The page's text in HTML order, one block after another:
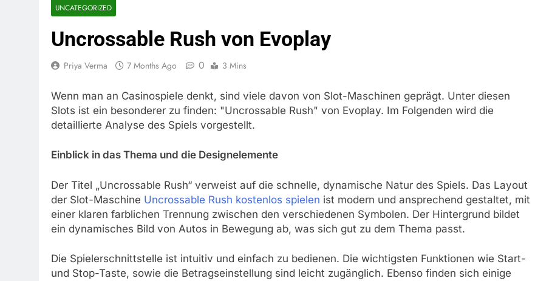
UNCATEGORIZED
Uncrossable Rush von Evoplay
Priya Verma 7 Months Ago 0 3 Mins
Wenn man an Casinospiele denkt, sind viele davon von Slot-Maschinen geprägt. Unter diesen
Slots ist ein besonderer zu finden: "Uncrossable Rush" von Evoplay. Im Folgenden wird die
detaillierte Analyse des Spiels vorgestellt.
Einblick in das Thema und die Designelemente
Der Titel „Uncrossable Rush“ verweist auf die schnelle, dynamische Natur des Spiels. Das Layout
der Slot-Maschine Uncrossable Rush kostenlos spielen ist modern und ansprechend gestaltet, mit
einer klaren farblichen Trennung zwischen den verschiedenen Symbolen. Der Hintergrund bildet
ein dynamisches Bild von Autos in Bewegung ab, was sich gut zu dem Thema passt.
Die Spielerschnittstelle ist intuitiv und einfach zu bedienen. Die wichtigsten Funktionen wie Start-
und Stop-Taste, sowie die Betragseinstellung sind leicht zugänglich. Ebenso finden sich einige